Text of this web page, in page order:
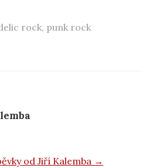
rock, punk rock
od Jiří Kalemba →